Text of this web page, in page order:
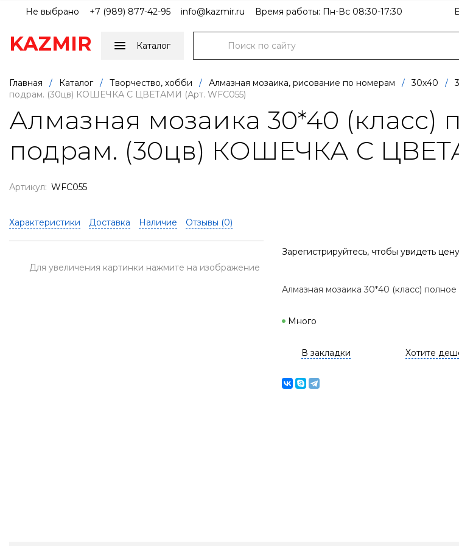
Не выбрано +7 (989) 877-42-95 info@kazmir.ru Время работы: Пн-Вс 08:30-17:30
KAZMIR Каталог
Главная / Каталог / Творчество, хобби / Алмазная мозаика, рисование по номерам / 30х40 /
подрам. (30цв) КОШЕЧКА С ЦВЕТАМИ (Арт. WFC055)
Алмазная мозаика 30*40 (класс)
подрам. (30цв) КОШЕЧКА С
Артикул: WFC055
Характеристики Доставка Наличие Отзывы (0)
Для увеличения картинки нажмите на изображение
Зарегистрируйтесь, чтобы увидеть цену
Алмазная мозаика 30*40 (класс)
Много
В закладки Хотите